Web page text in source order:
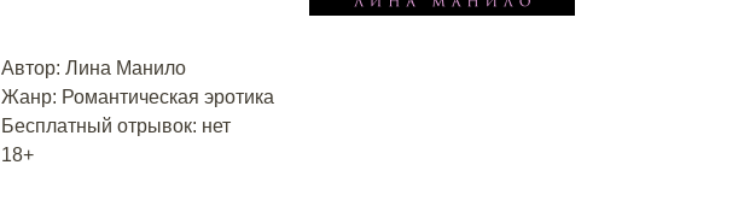
Автор: Лина Манило
Жанр: Романтическая эротика
Бесплатный отрывок: нет
18+